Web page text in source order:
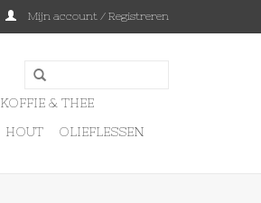
Mijn account / Registreren
KOFFIE & THEE
HOUT OLIEFLESSEN